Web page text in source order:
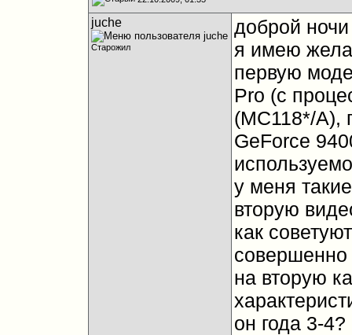
juche
Старожил
доброй ночи
я имею
первую
Pro (с
(MC118*/A),
GeForce
у меня
вторую
как
совершенно
на вторую
он года 3-4?